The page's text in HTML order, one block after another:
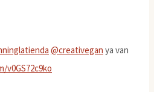
@creativegan ya van
v0GS72c9ko